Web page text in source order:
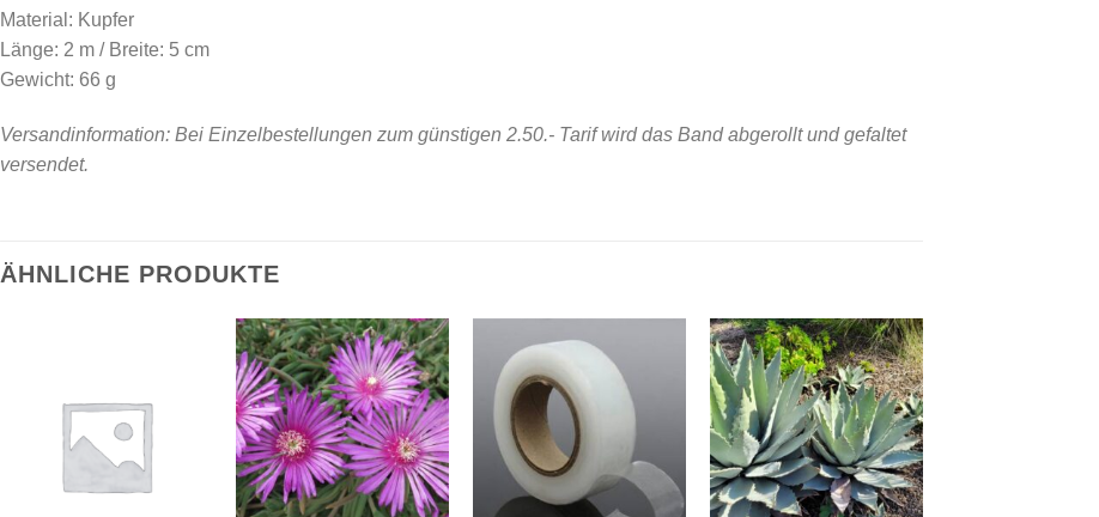
Material: Kupfer
Länge: 2 m / Breite: 5 cm
Gewicht: 66 g
Versandinformation: Bei Einzelbestellungen zum günstigen 2.50.- Tarif wird das Band abgerollt und gefaltet
versendet.
ÄHNLICHE PRODUKTE
Wunschliste
hinzufügen
Zu
Wunschliste
hinzufügen
hinzufügen
Zu
Wunschliste
hinzufügen